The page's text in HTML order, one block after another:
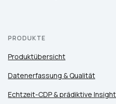
PRODUKTE
Produktübersicht
Datenerfassung & Qualität
Echtzeit-CDP & prädiktive